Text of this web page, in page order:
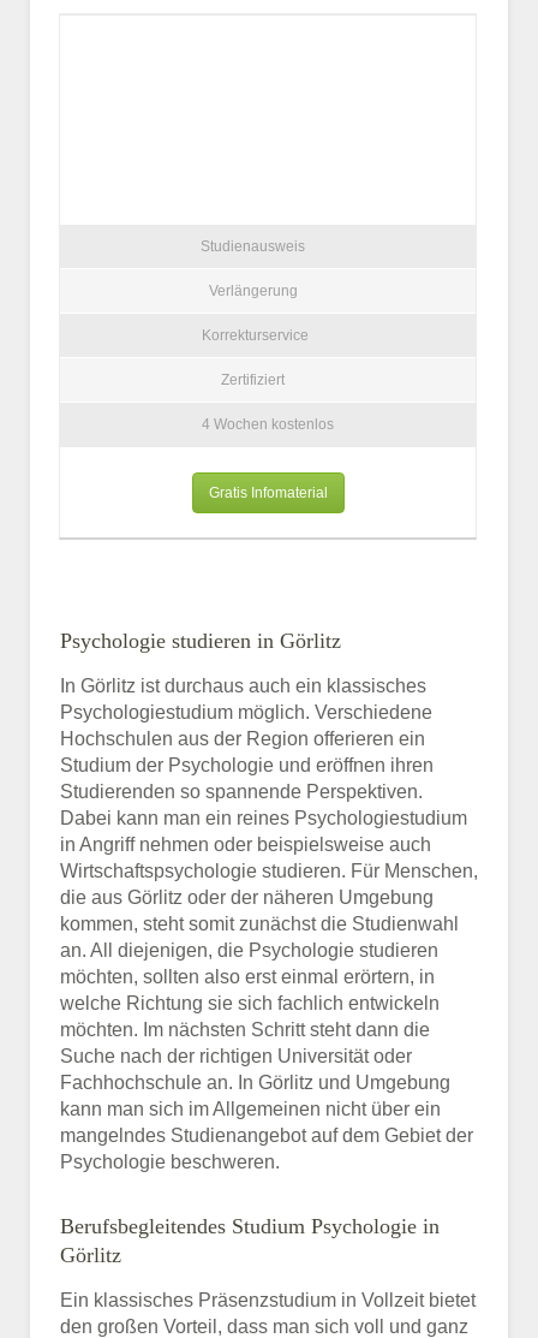
Studienausweis
Verlängerung
Korrekturservice
Zertifiziert
4 Wochen kostenlos
Gratis Infomaterial
Psychologie studieren in Görlitz
In Görlitz ist durchaus auch ein klassisches
Psychologiestudium möglich. Verschiedene
Hochschulen aus der Region offerieren ein
Studium der Psychologie und eröffnen ihren
Studierenden so spannende Perspektiven.
Dabei kann man ein reines Psychologiestudium
in Angriff nehmen oder beispielsweise auch
Wirtschaftspsychologie studieren. Für Menschen,
die aus Görlitz oder der näheren Umgebung
kommen, steht somit zunächst die Studienwahl
an. All diejenigen, die Psychologie studieren
möchten, sollten also erst einmal erörtern, in
welche Richtung sie sich fachlich entwickeln
möchten. Im nächsten Schritt steht dann die
Suche nach der richtigen Universität oder
Fachhochschule an. In Görlitz und Umgebung
kann man sich im Allgemeinen nicht über ein
mangelndes Studienangebot auf dem Gebiet der
Psychologie beschweren.
Berufsbegleitendes Studium Psychologie in
Görlitz
Ein klassisches Präsenzstudium in Vollzeit bietet
den großen Vorteil, dass man sich voll und ganz